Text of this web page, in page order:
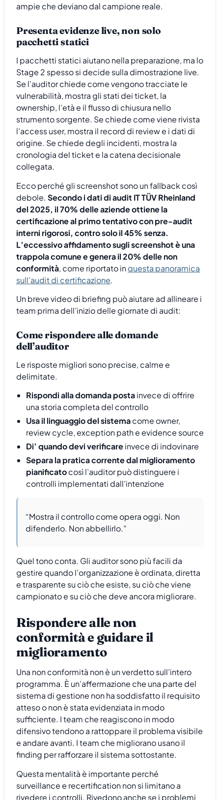
ampie che deviano dal campione reale.
Presenta evidenze live, non solo
pacchetti statici
I pacchetti statici aiutano nella preparazione, ma lo
Stage 2 spesso si decide sulla dimostrazione live.
Se l’auditor chiede come vengono tracciate le
vulnerabilità, mostra gli stati dei ticket, la
ownership, l’età e il flusso di chiusura nello
strumento sorgente. Se chiede come viene rivista
l’access user, mostra il record di review e i dati di
origine. Se chiede degli incidenti, mostra la
cronologia del ticket e la catena decisionale
collegata.
Ecco perché gli screenshot sono un fallback così
debole. Secondo i dati di audit IT TÜV Rheinland
del 2025, il 70% delle aziende ottiene la
certificazione al primo tentativo con pre-audit
interni rigorosi, contro solo il 45% senza.
L’eccessivo affidamento sugli screenshot è una
trappola comune e genera il 20% delle non
conformità, come riportato inquesta panoramica
sull’audit di certificazione.
Un breve video di briefing può aiutare ad allineare i
team prima dell’inizio delle giornate di audit:
Come rispondere alle domande
dell’auditor
Le risposte migliori sono precise, calme e
delimitate.
Rispondi alla domanda postainvece di offrire
una storia completa del controllo
Usa il linguaggio del sistemacome owner,
review cycle, exception path e evidence source
Di’ quando devi verificareinvece di indovinare
Separa la pratica corrente dal miglioramento
pianificatocosì l’auditor può distinguere i
controlli implementati dall’intenzione
“Mostra il controllo come opera oggi. Non
difenderlo. Non abbellirlo.”
Quel tono conta. Gli auditor sono più facili da
gestire quando l’organizzazione è ordinata, diretta
e trasparente su ciò che esiste, su ciò che viene
campionato e su ciò che deve ancora migliorare.
Rispondere alle non
conformità e guidare il
miglioramento
Una non conformità non è un verdetto sull’intero
programma. È un’affermazione che una parte del
sistema di gestione non ha soddisfatto il requisito
atteso o non è stata evidenziata in modo
sufficiente. I team che reagiscono in modo
difensivo tendono a rattoppare il problema visibile
e andare avanti. I team che migliorano usano il
finding per rafforzare il sistema sottostante.
Questa mentalità è importante perché
surveillance e recertification non si limitano a
rivedere i controlli. Rivedono anche se i problemi